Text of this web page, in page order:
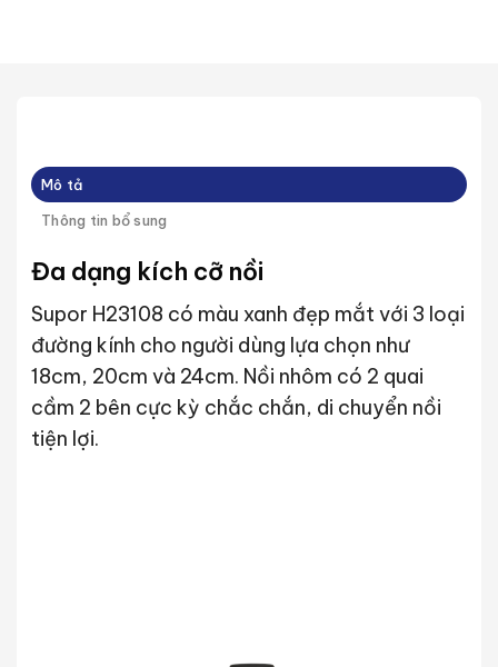
Mô tả
Thông tin bổ sung
Đa dạng kích cỡ nồi
Supor H23108 có màu xanh đẹp mắt với 3 loại
đường kính cho người dùng lựa chọn như
18cm, 20cm và 24cm. Nồi nhôm có 2 quai
cầm 2 bên cực kỳ chắc chắn, di chuyển nồi
tiện lợi.